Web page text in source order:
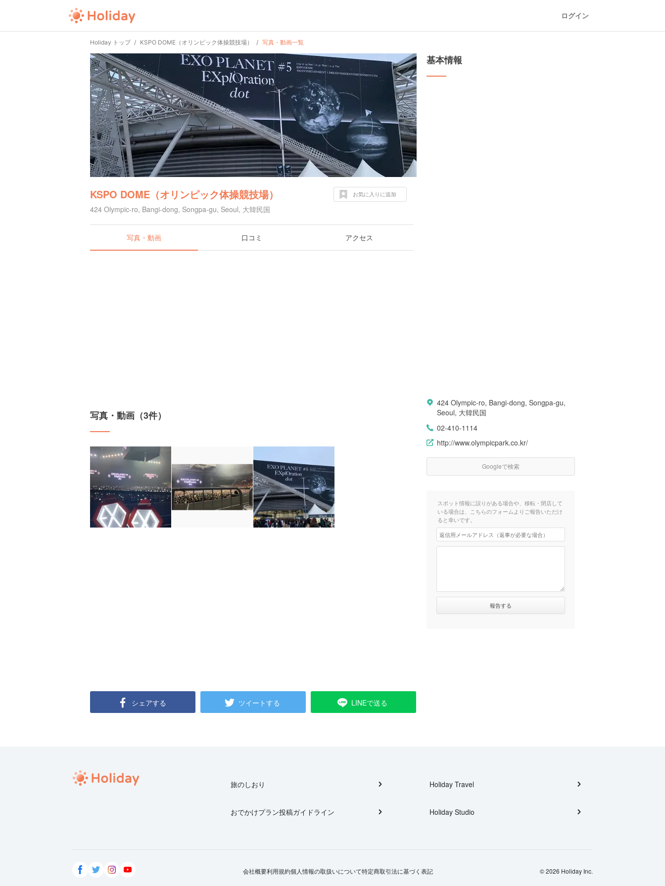
ログイン
Holiday トップ KSPO DOME（オリンピック体操競技場） 写真・動画一覧
KSPO DOME（オリンピック体操競技場）
424 Olympic-ro, Bangi-dong, Songpa-gu, Seoul, 大韓民国
お気に入りに追加
写真・動画 口コミ アクセス
写真・動画（3件）
シェアする ツイートする LINEで送る
基本情報
424 Olympic-ro, Bangi-dong, Songpa-gu,
Seoul, 大韓民国
02-410-1114
http://www.olympicpark.co.kr/
Googleで検索
スポット情報に誤りがある場合や、移転・閉店して
いる場合は、こちらのフォームよりご報告いただけ
ると幸いです。
旅のしおり
おでかけプラン投稿ガイドライン
Holiday Travel
Holiday Studio
会社概要利用規約個人情報の取扱いについて特定商取引法に基づく表記 © 2026 Holiday Inc.